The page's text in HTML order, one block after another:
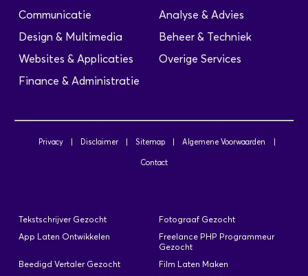
Communicatie
Design & Multimedia
Websites & Applicaties
Finance & Administratie
Analyse & Advies
Beheer & Techniek
Overige Services
Privacy Disclaimer Sitemap Algemene Voorwaarden
Contact
Tekstschrijver Gezocht
Fotograaf Gezocht
App Laten Ontwikkelen
Freelance PHP Programmeur
Gezocht
Beedigd Vertaler Gezocht
Film Laten Maken